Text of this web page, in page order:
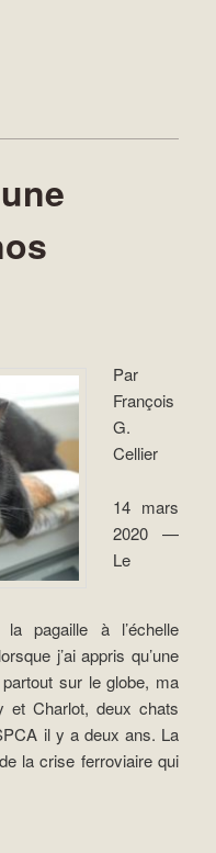
Par
François
G.
Cellier
14 mars
2020 —
Le
pagaille à l’échelle
j’ai appris qu’une
sur le globe, ma
et Charlot, deux chats
il y a deux ans. La
la crise ferroviaire qui